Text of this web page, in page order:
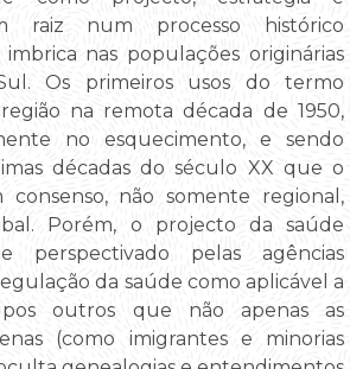
raiz num processo histórico
nas populações originárias
Os primeiros usos do termo
na remota década de 1950,
no esquecimento, e sendo
décadas do século XX que o
não somente regional,
Porém, o projecto da saúde
perspectivado pelas agências
da saúde como aplicável a
outros que não apenas as
(como imigrantes e minorias